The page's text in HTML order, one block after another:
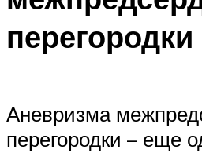
Аневризма
перегородки – еще